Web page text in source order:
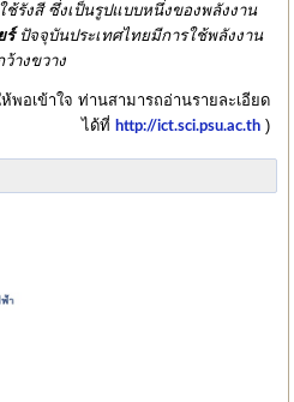
รังสี ซึ่งเป็นรูปแบบหนึ่งของพลังงาน
ร์ปัจจุบันประเทศไทยมีการใช้พลังงาน
างขวาง
พอเข้าใจ ท่านสามารถอ่านรายละเอียด
ได้ที่ http://ict.sci.psu.ac.th)